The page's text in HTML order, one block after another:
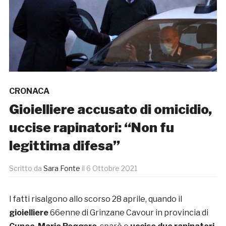
CRONACA
Gioielliere accusato di omicidio,
uccise rapinatori: “Non fu
legittima difesa”
Scritto da Sara Fonte il 6 Ottobre 2021
I fatti risalgono allo scorso 28 aprile, quando il
gioielliere66enne di Grinzane Cavour in provincia di